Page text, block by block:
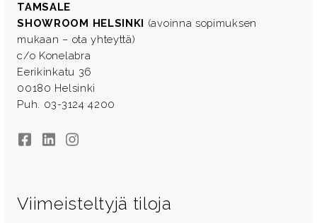
TAMSALE
SHOWROOM HELSINKI
(avoinna sopimuksen
mukaan – ota yhteyttä)
c/o Konelabra
Eerikinkatu 36
00180 Helsinki
Puh. 03-3124 4200
FacebookLinkedInInstagram
Viimeisteltyjä tiloja